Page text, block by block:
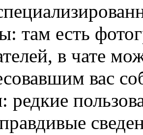
там есть
в чате
вас
редкие